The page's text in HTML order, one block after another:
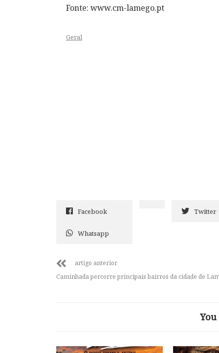
Fonte: www.cm-lamego.pt
Geral
Facebook Twitter
Whatsapp
artigo anterior
Caminhada percorre principais bairros da cidade de